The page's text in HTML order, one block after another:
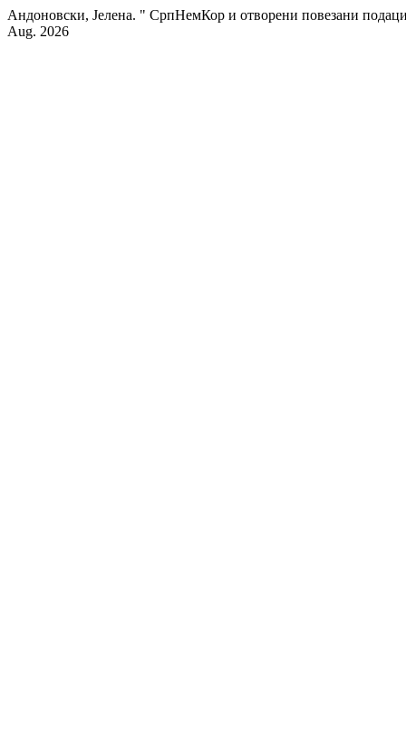
Андоновски, Јелена. " СрпНемКор и отворени повезани
Aug. 2026